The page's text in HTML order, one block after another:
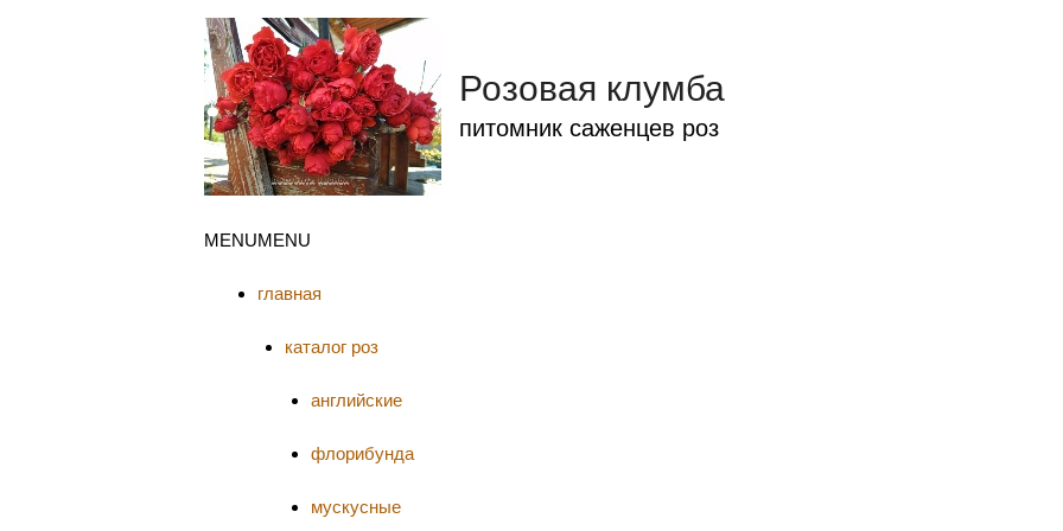
Розовая клумба
питомник саженцев роз
MENUMENU
главная
каталог роз
английские
флорибунда
мускусные